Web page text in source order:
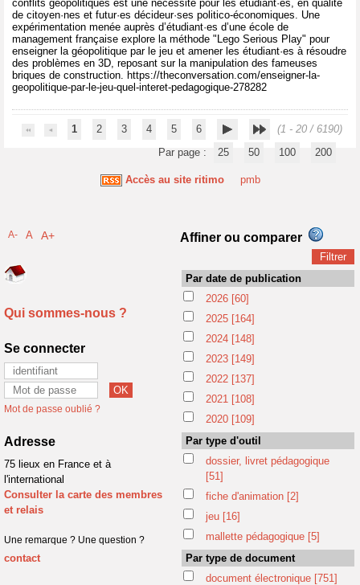
conflits géopolitiques est une nécessité pour les étudiant·es, en qualité
de citoyen·nes et futur·es décideur·ses politico-économiques. Une
expérimentation menée auprès d’étudiant·es d’une école de
management française explore la méthode "Lego Serious Play" pour
enseigner la géopolitique par le jeu et amener les étudiant·es à résoudre
des problèmes en 3D, reposant sur la manipulation des fameuses
briques de construction. https://theconversation.com/enseigner-la-
geopolitique-par-le-jeu-quel-interet-pedagogique-278282
1 2 3 4 5 6
(1 - 20 / 6190)
Par page :
25 50 100 200
Accès au site ritimo pmb
A- A A+
Qui sommes-nous ?
Se connecter
Mot de passe oublié ?
Adresse
75 lieux en France et à
l'international
Consulter la carte des membres
et relais
Une remarque ? Une question ?
contact
Affiner ou comparer
Par date de publication
2026 [60]
2025 [164]
2024 [148]
2023 [149]
2022 [137]
2021 [108]
2020 [109]
Par type d'outil
dossier, livret pédagogique
[51]
fiche d'animation [2]
jeu [16]
mallette pédagogique [5]
Par type de document
document électronique [751]